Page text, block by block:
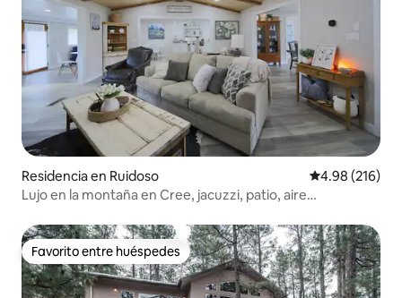
Residencia en Ruidoso Calificación
4.98 (216)
Lujo en la montaña en Cree, jacuzzi, patio, aire
Favorito entre huéspedes
Favorito entre huéspedes